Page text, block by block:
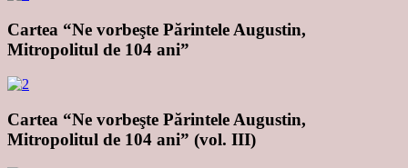
Cartea “Ne vorbeşte Părintele Augustin,
Mitropolitul de 104 ani”
Cartea “Ne vorbeşte Părintele Augustin,
Mitropolitul de 104 ani” (vol. III)